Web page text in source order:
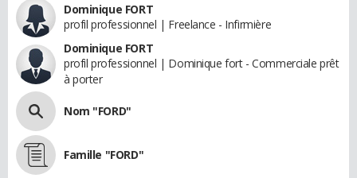
Dominique FORT
profil professionnel | Freelance - Infirmière
Dominique FORT
profil professionnel | Dominique fort - Commerciale prêt
à porter
Nom "FORD"
Famille "FORD"